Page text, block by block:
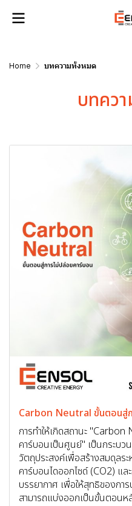
Home บทความทั้งหมด
บทคว
Carbon Neutral ขั้นตอนสู่
การทำให้เกิดสถานะ
คาร์บอนเป็นศูนย์" เป็นกระบ
วัตถุประสงค์เพื่อสร้างสมดุลร
คาร์บอนไดออกไซด์ (CO2) แล
บรรยากาศ เพื่อให้สุทธิของกา
สามารถแบ่งออกเป็นขั้นตอน